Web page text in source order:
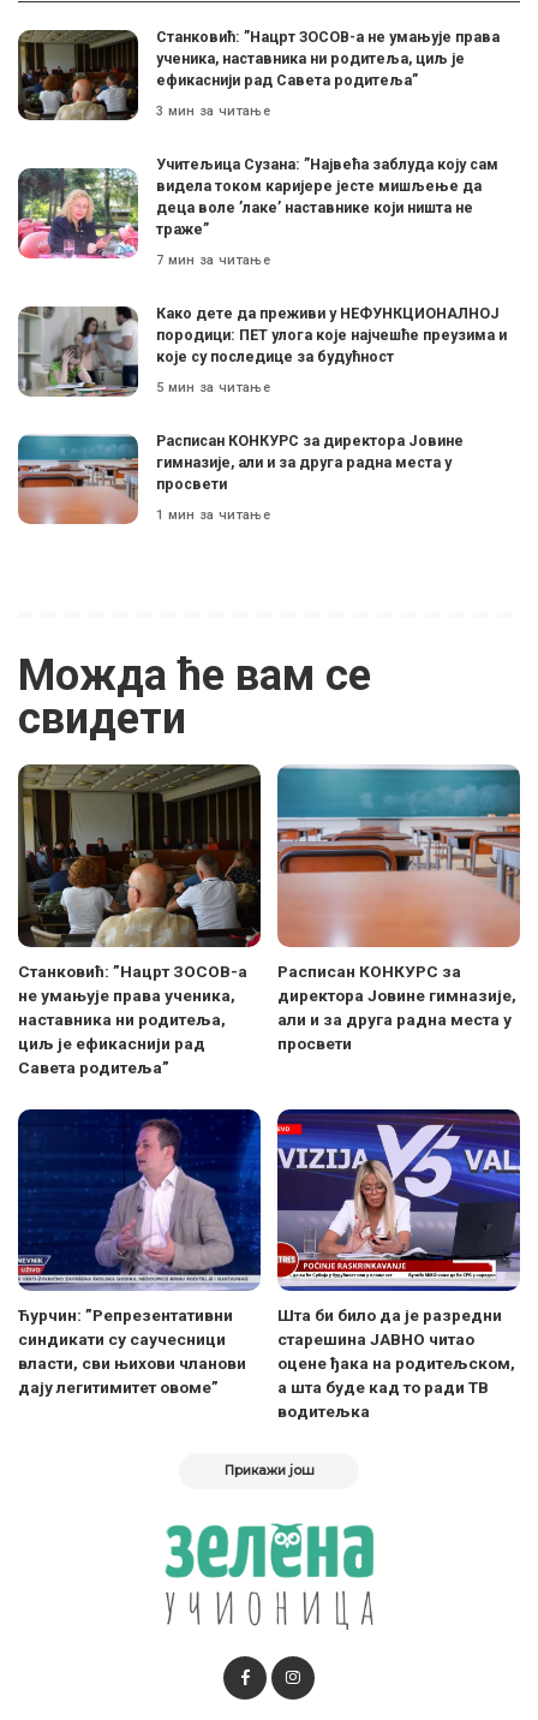
Станковић: ”Нацрт ЗОСОВ-а не умањује права
ученика, наставника ни родитеља, циљ је
ефикаснији рад Савета родитеља”
3 мин за читање
Учитељица Сузана: ”Највећа заблуда коју сам
видела током каријере јесте мишљење да
деца воле ’лаке’ наставнике који ништа не
траже”
7 мин за читање
Како дете да преживи у НЕФУНКЦИОНАЛНОЈ
породици: ПЕТ улога које најчешће преузима и
које су последице за будућност
5 мин за читање
Расписан КОНКУРС за директора Јовине
гимназије, али и за друга радна места у
просвети
1 мин за читање
Можда ће вам се
свидети
Станковић: ”Нацрт ЗОСОВ-а
не умањује права ученика,
наставника ни родитеља,
циљ је ефикаснији рад
Савета родитеља”
Расписан КОНКУРС за
директора Јовине гимназије,
али и за друга радна места у
просвети
Ћурчин: ”Репрезентативни
синдикати су саучесници
власти, сви њихови чланови
дају легитимитет овоме”
Шта би било да је разредни
старешина ЈАВНО читао
оцене ђака на родитељском,
а шта буде кад то ради ТВ
водитељка
Прикажи још